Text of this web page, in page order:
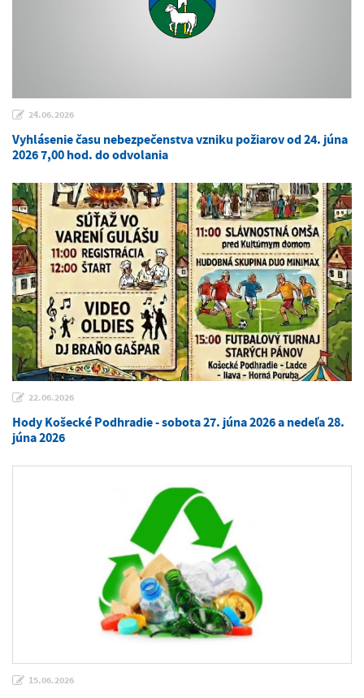
24.06.2026
Vyhlásenie času nebezpečenstva vzniku požiarov od 24. júna
2026 7,00 hod. do odvolania
22.06.2026
Hody Košecké Podhradie - sobota 27. júna 2026 a nedeľa 28.
júna 2026
15.06.2026